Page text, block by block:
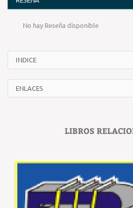
No hay Reseña disponible
INDICE
ENLACES
LIBROS